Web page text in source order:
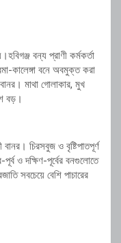
বন্য প্রাণী কর্মকর্তা
কালেঙ্গা বনে অবমুক্ত করা
মাথা গোলাকার, মুখ
বড়।
চিরসবুজ ও বৃষ্টিপাতপূর্ণ
ও দক্ষিণ-পূর্বের বনগুলোতে
সবচেয়ে বেশি পাচারের